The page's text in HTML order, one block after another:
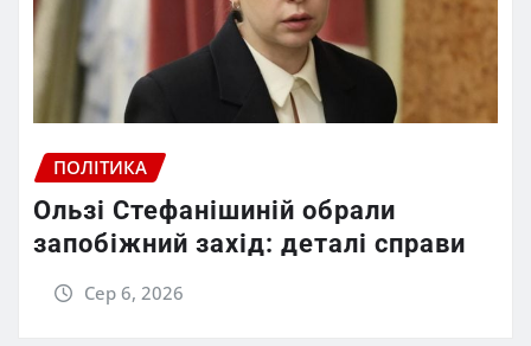
ПОЛІТИКА
Ользі Стефанішиній обрали
запобіжний захід: деталі справи
Сер 6, 2026